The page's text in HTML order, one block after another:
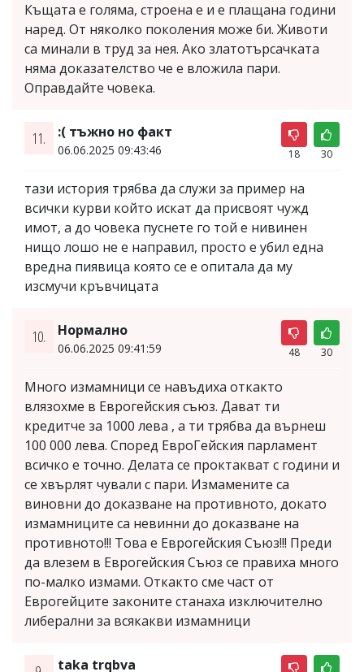
Къщата е голяма, строена е и е плащана години
наред. От няколко поколения може би. Животи
са минали в труд за нея. Ако златотърсачката
няма доказателство че е вложила пари.
Оправдайте човека.
11. :( тъжно но факт
06.06.2025 09:43:46 18 30
тази история трябва да служи за пример на
всички курви който искат да присвоят чужд
имот, а до човека пуснете го той е нивинен
нищо лошо не е направил, просто е убил една
вредна пиявица която се е опитала да му
изсмучи кръвчицата
10. Нормално
06.06.2025 09:41:59 48 30
Много измамници се навъдиха откакто
влязохме в Еврогейския съюз. Дават ти
кредитче за 1000 лева , а ти трябва да върнеш
100 000 лева. Според ЕвроГейския парламент
всичко е точно. Делата се проктакват с години и
се хвърлят чували с пари. Измамените са
виновни до доказване на противното, докато
измамниците са невинни до доказване на
противното!!! Това е Еврогейския Съюз!!! Преди
да влезем в Еврогейския Съюз се правиха много
по-малко измами. Откакто сме част от
Еврогейците законите станаха изключително
либерални за всякакви измамници
taka trqbva